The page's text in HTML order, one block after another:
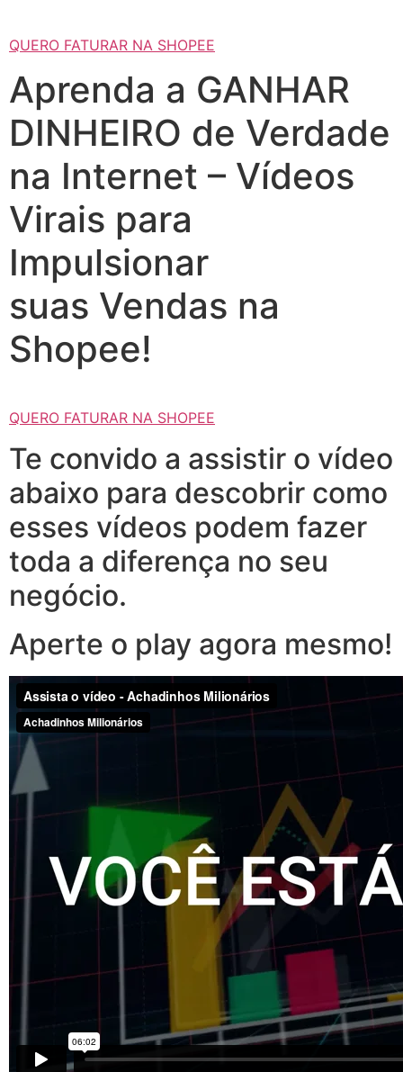
QUERO FATURAR NA SHOPEE
Aprenda a GANHAR
DINHEIRO de Verdade
na Internet – Vídeos
Virais para
Impulsionar
suas Vendas na
Shopee!
QUERO FATURAR NA SHOPEE
Te convido a assistir o vídeo
abaixo para descobrir como
esses vídeos podem fazer
toda a diferença no seu
negócio.
Aperte o play agora mesmo!